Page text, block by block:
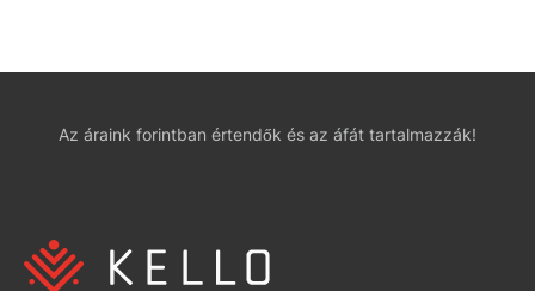
Az áraink forintban értendők és az áfát tartalmazzák!